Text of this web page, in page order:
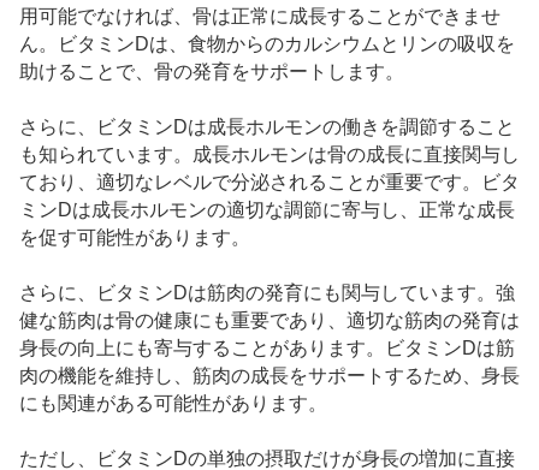
用可能でなければ、骨は正常に成長することができませ
ん。ビタミンDは、食物からのカルシウムとリンの吸収を
助けることで、骨の発育をサポートします。
さらに、ビタミンDは成長ホルモンの働きを調節すること
も知られています。成長ホルモンは骨の成長に直接関与し
ており、適切なレベルで分泌されることが重要です。ビタ
ミンDは成長ホルモンの適切な調節に寄与し、正常な成長
を促す可能性があります。
さらに、ビタミンDは筋肉の発育にも関与しています。強
健な筋肉は骨の健康にも重要であり、適切な筋肉の発育は
身長の向上にも寄与することがあります。ビタミンDは筋
肉の機能を維持し、筋肉の成長をサポートするため、身長
にも関連がある可能性があります。
ただし、ビタミンDの単独の摂取だけが身長の増加に直接